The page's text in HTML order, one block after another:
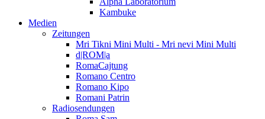
Kambuke
Medien
Zeitungen
Mri Tikni Mini Multi - Mri nevi Mini Multi
d|ROM|a
RomaCajtung
Romano Centro
Romano Kipo
Romani Patrin
Radiosendungen